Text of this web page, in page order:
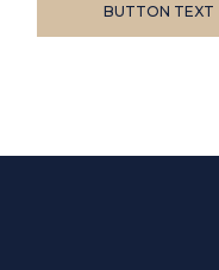
BUTTON TEXT